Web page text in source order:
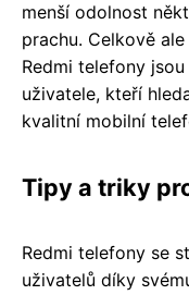
menší odolnost
prachu. Celkově
Redmi telefony
uživatele, kteří
kvalitní mobilní
Tipy a triky
Redmi telefony se
uživatelů díky